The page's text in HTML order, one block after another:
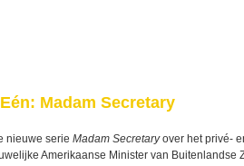
Madam Secretary
nieuwe serie Madam Secretaryover het privé-
Amerikaanse Minister van Buitenlandse